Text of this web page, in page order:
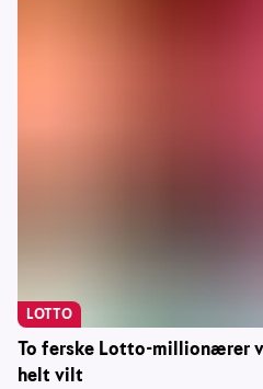
To ferske Lotto-millionærer
helt vilt
LOTTO